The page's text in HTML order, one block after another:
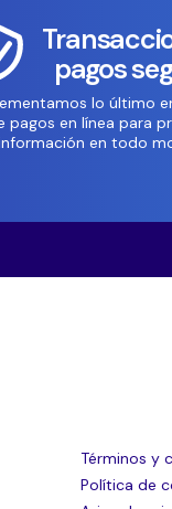
pagos
lo último
pagos en línea para
en todo
Términos y
Política de